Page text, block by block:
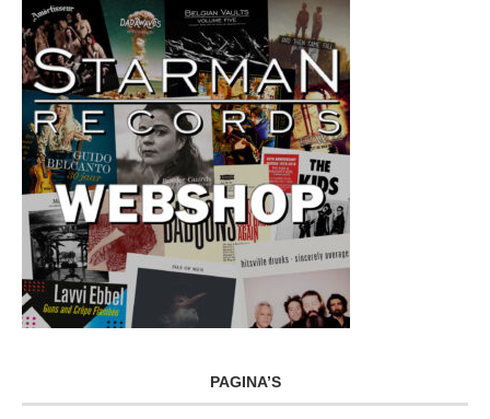
PAGINA’S